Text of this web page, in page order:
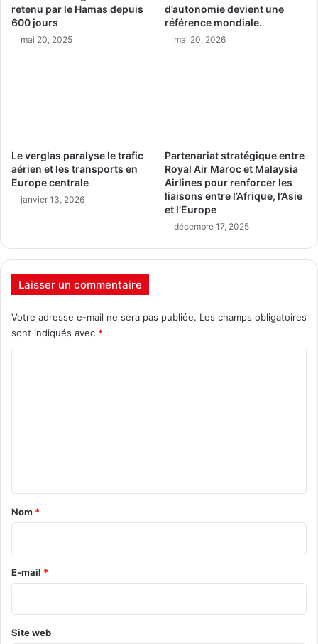
retenu par le Hamas depuis
600 jours
mai 20, 2025
d’autonomie devient une
référence mondiale.
mai 20, 2026
Le verglas paralyse le trafic
aérien et les transports en
Europe centrale
janvier 13, 2026
Partenariat stratégique entre
Royal Air Maroc et Malaysia
Airlines pour renforcer les
liaisons entre l’Afrique, l’Asie
et l’Europe
décembre 17, 2025
Laisser un commentaire
Votre adresse e-mail ne sera pas publiée. Les champs obligatoires
sont indiqués avec *
a
r
e
Nom *
E-mail *
Site web